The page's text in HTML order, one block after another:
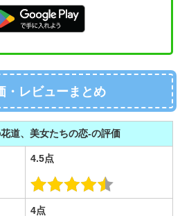
・レビューまとめ
道、美女たちの恋-の評価
4.5点
4点